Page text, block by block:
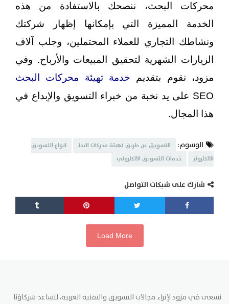
محركات البحث، ننصحك بالاستفادة من هذه
الخدمة المميزة التي بإمكانها إظهار شركتك
ونشاطك التجاري للعملاء المحتملين، وجلب آلاف
الزيارات الشهرية لتحقيق المبيعات والأرباح. وفي
مزود، نقوم بتقديم خدمة تهيئة محركات البحث
SEO على يد نخبة من خبراء التسويق والإبداع في
هذا المجال.
الوسوم: التسويق عن طريق تهيئة محركات البحث
انواع التسويق
الالكتروني
خدمات التسويق الالكتروني
شارك على شبكات التواصل
Load More
نسعى في مزود لإثراء مجالات التسويق والتقنية العربية، لنساعد شركاؤنا